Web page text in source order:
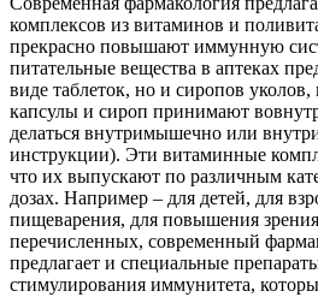
комплексов из витаминов и
прекрасно повышают иммунную
питательные вещества в аптеках
виде таблеток, но и сиропов уколов,
капсулы и сироп принимают
делаться внутримышечно или
инструкции). Эти витаминные
что их выпускают по различным
дозах. Например – для детей, для
пищеварения, для повышения
перечисленных, современный
предлагает и специальные
стимулирования иммунитета,